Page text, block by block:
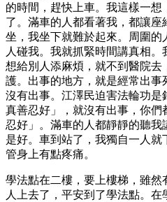
的時間，趕快上車。我這樣一
了。滿車的人都看著我，都讓
坐，我坐下就難於起來。周圍
人碰我。我就抓緊時間講真相
想給別人添麻煩，就不到醫院去
護。出事的地方，就是經常出事
沒有出事。江澤民迫害法輪功是
真善忍好」，就沒有出事，你
忍好」。滿車的人都靜靜的聽
是好。車到站了，我獨自一人
管身上有點疼痛。
學法點在二樓，要上樓梯，雖
人上去了，平安到了學法點。在